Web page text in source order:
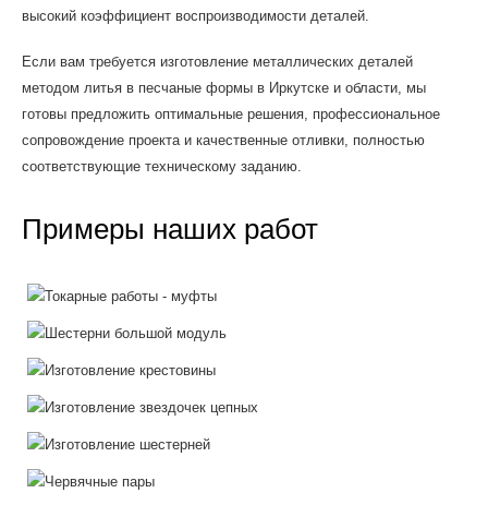
высокий коэффициент воспроизводимости деталей.
Если вам требуется изготовление металлических деталей
методом литья в песчаные формы в Иркутске и области, мы
готовы предложить оптимальные решения, профессиональное
сопровождение проекта и качественные отливки, полностью
соответствующие техническому заданию.
Примеры наших работ